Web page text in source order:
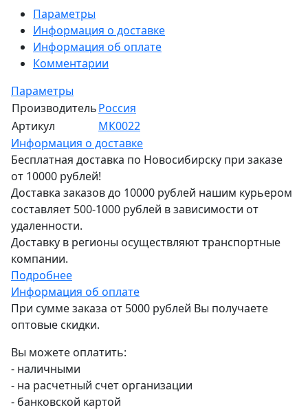
Параметры
Информация о доставке
Информация об оплате
Комментарии
Параметры
ПроизводительРоссия
Артикул
МК0022
Информация о доставке
Бесплатная доставка по Новосибирску при заказе
от 10000 рублей!
Доставка заказов до 10000 рублей нашим курьером
составляет 500-1000 рублей в зависимости от
удаленности.
Доставку в регионы осуществляют транспортные
компании.
Подробнее
Информация об оплате
При сумме заказа от 5000 рублей Вы получаете
оптовые скидки.
Вы можете оплатить:
- наличными
- на расчетный счет организации
- банковской картой